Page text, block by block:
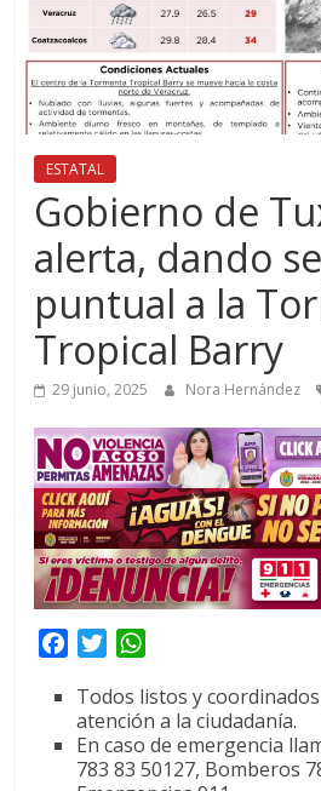
ESTATAL
Gobierno de
alerta, dando
puntual a la
Tropical Barry
29 junio, 2025 Nora Hernández
e
b
T
i
t
t
a
t
s
Todos listos y
atención a la ciudadanía.
En caso de emergencia
783 83 50127, Bomberos